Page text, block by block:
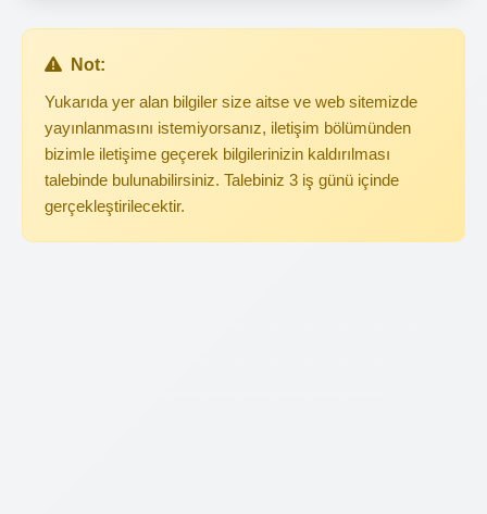
Not:
Yukarıda yer alan bilgiler size aitse ve web sitemizde
yayınlanmasını istemiyorsanız, iletişim bölümünden
bizimle iletişime geçerek bilgilerinizin kaldırılması
talebinde bulunabilirsiniz. Talebiniz 3 iş günü içinde
gerçekleştirilecektir.